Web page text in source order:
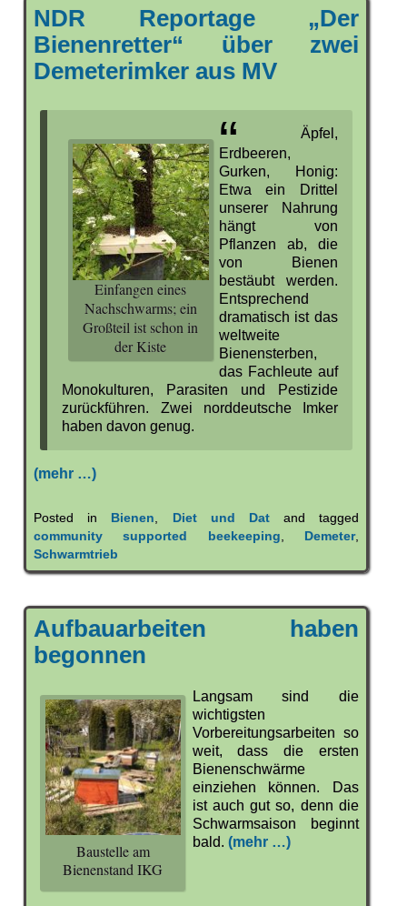
NDR Reportage „Der
Bienenretter“ über zwei
Demeterimker aus MV
Einfangen eines
Nachschwarms; ein
Großteil ist schon in
der Kiste
Äpfel,
Erdbeeren,
Gurken, Honig:
Etwa ein Drittel
unserer Nahrung
hängt von
Pflanzen ab, die
von Bienen
bestäubt werden.
Entsprechend
dramatisch ist das
weltweite
Bienensterben,
das Fachleute auf
Monokulturen, Parasiten und Pestizide
zurückführen. Zwei norddeutsche Imker
haben davon genug.
(mehr …)
Posted in Bienen Diet und Datand tagged
community supported beekeeping
Demeter,
Schwarmtrieb
Aufbauarbeiten haben
begonnen
Baustelle am
Bienenstand IKG
Langsam sind die
wichtigsten
Vorbereitungsarbeiten so
weit, dass die ersten
Bienenschwärme
einziehen können. Das
ist auch gut so, denn die
Schwarmsaison beginnt
bald. (mehr …)